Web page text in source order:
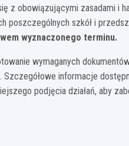
z obowiązującymi zasadami i
poszczególnych szkół i
wyznaczonego terminu.
wymaganych
informacje
podjęcia działań, aby